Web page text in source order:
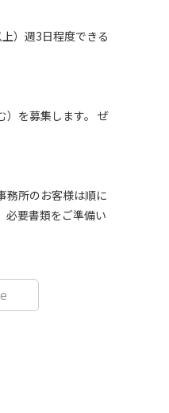
）週3日程度できる
）を募集します。 ぜ
務所のお客様は順に
必要書類をご準備い